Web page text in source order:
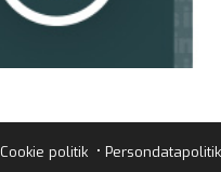
Cookie politik• Persondatapolitik